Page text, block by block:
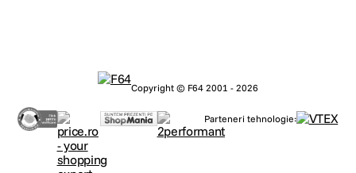
Copyright © F64 2001 - 2026
Parteneri tehnologie: